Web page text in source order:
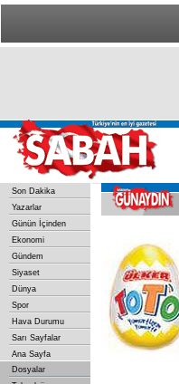
Son Dakika
Yazarlar
Günün İçinden
Ekonomi
Gündem
Siyaset
Dünya
Spor
Hava Durumu
Sarı Sayfalar
Ana Sayfa
Dosyalar